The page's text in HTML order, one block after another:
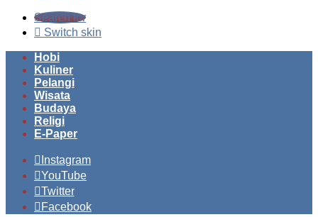
Search for
Switch skin
Hobi
Kuliner
Pelangi
Wisata
Budaya
Religi
E-Paper
Instagram
YouTube
Twitter
Facebook